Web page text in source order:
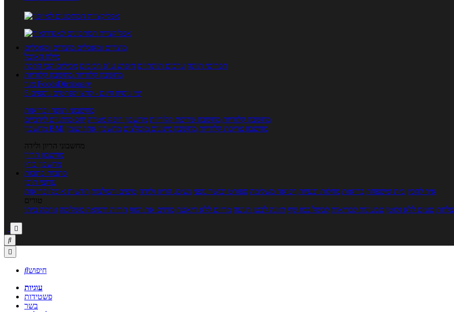
מוצרים ומאכלים מוצרים ומאכלים
מילון האוכל
תפריטי תזונה ערכים תזונתיים חיפוש ע"פ רכיבים מכילים הכי הרבה
מחשבון קלוריות מחשבון קלוריות
מנוי FoodsDictionary
5 ימי ניסיון חינם - לחצו לפרטים נוספים
מחשבוני תזונה ובריאות
מחשבון קלוריות מחשבון שריפת קלוריות מחשבון דופק מטרה יחס מותניים לירכיים
מחשבון BMI
מחשבון צריכת קלוריות מחשבון מינונים מומלצים מחשבון אחוז שומן
מחשבוני הריון ולידה
מחשבון הריון
מחשבון ביוץ
כתבות כתבות
ערוצי תוכן
איך להכין בית ומשפחה בריאות מחלות ובעיות רפואה משלימה ספורט וכושר גופני נשים, הריון ולידה טיפים והמלצות חדשות אוכל ובריאות
טורים
טעים ללא גלוטן טבעונות לבריאות לבשל כמו שף תזונה לבטן רגועה מרזים ללא דיאטה מזיזים את הגוף הרזיה ורפואה משלימה גורמה ביתי



חיפוש
עוגיות
פשטידות
בשר